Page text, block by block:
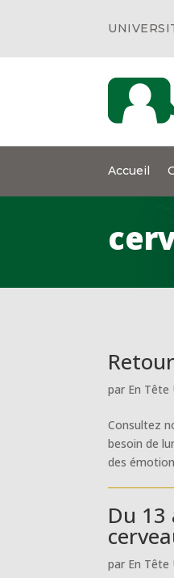
Accueil
par En Tête
Consultez
besoin de
des
Du 13
par En Tête